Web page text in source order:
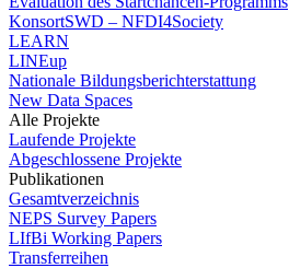
KonsortSWD – NFDI4Society
LEARN
LINEup
Nationale Bildungsberichterstattung
New Data Spaces
Alle Projekte
Laufende Projekte
Abgeschlossene Projekte
Publikationen
Gesamtverzeichnis
NEPS Survey Papers
LIfBi Working Papers
Transferreihen